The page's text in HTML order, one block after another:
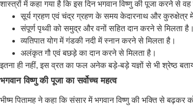
शास्त्रों में कहा गया है कि इस दिन भगवान विष्णु की पूजा करने से वह
सूर्य ग्रहण एवं चंद्र ग्रहण के समय केदारनाथ और कुरुक्षेत्र
संपूर्ण पृथ्वी को समुद्र और वनों सहित दान करने से मिलता है।
व्यतिपात योग में गंडकी नदी में स्नान करने से मिलता है।
अलंकृत गौ एवं बछड़े का दान करने से मिलता है।
इतना ही नहीं, इस व्रत का फल अनेक बड़े-बड़े यज्ञों से भी श्रेष्ठ
भगवान विष्णु की पूजा का सर्वोच्च महत्व
भीष्म पितामह ने कहा कि संसार में भगवान विष्णु की भक्ति से बढ़कर